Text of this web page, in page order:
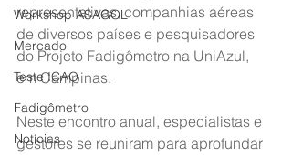
Workshop ASAGOL
Mercado
Teste ICAO
Fadigômetro
Notícias
representativas, companhias aéreas
de diversos países e pesquisadores
do Projeto Fadigômetro na UniAzul,
em Campinas.
Neste encontro anual, especialistas e
gestores se reuniram para aprofundar